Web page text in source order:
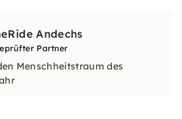
Andechs
Partner
Menschheitstraum des